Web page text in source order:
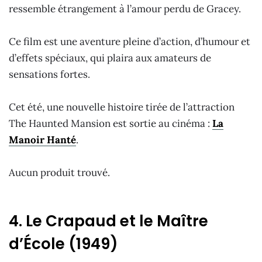
ressemble étrangement à l’amour perdu de Gracey.
Ce film est une aventure pleine d’action, d’humour et
d’effets spéciaux, qui plaira aux amateurs de
sensations fortes.
Cet été, une nouvelle histoire tirée de l’attraction
The Haunted Mansion est sortie au cinéma : La
Manoir Hanté.
Aucun produit trouvé.
4. Le Crapaud et le Maître
d’École (1949)